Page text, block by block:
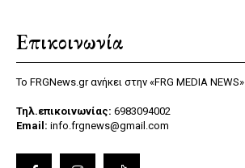
Επικοινωνία
Το FRGNews.gr ανήκει στην «FRG MEDIA NEWS»
Τηλ.επικοινωνίας: 6983094002
Email: info.frgnews@gmail.com